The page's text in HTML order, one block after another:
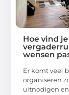
Hoe vind
wensen
Er komt veel
organiseren
uitnodigen